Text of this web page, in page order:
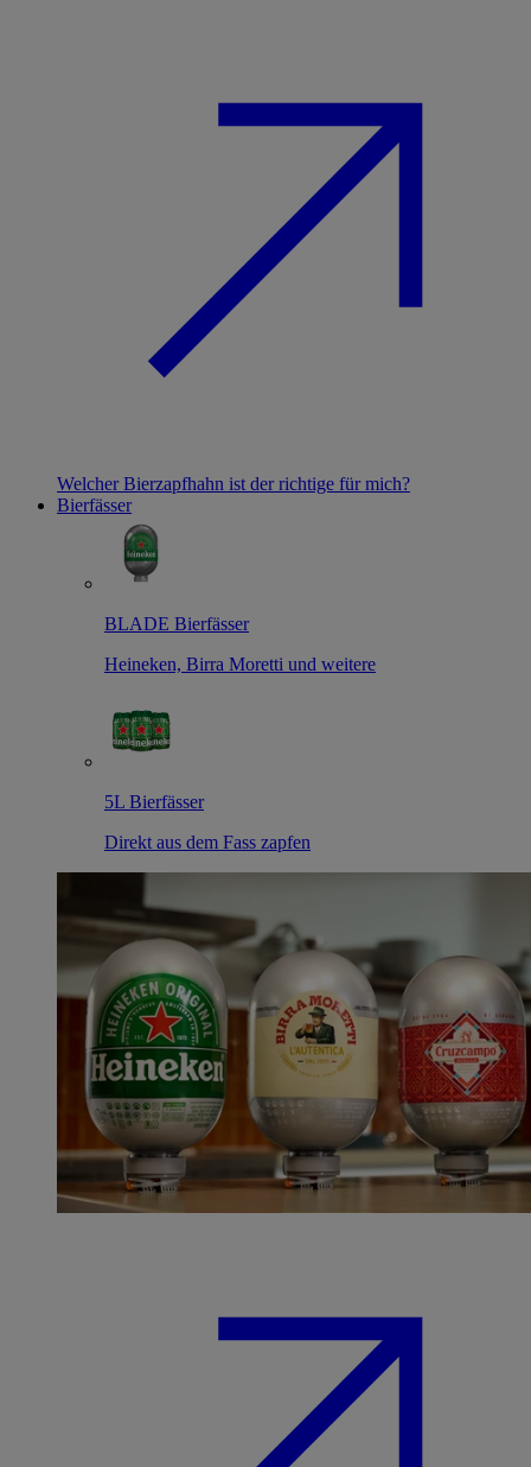
Welcher Bierzapfhahn ist der richtige für mich?
Bierfässer
BLADE Bierfässer
Heineken, Birra Moretti und weitere
5L Bierfässer
Direkt aus dem Fass zapfen